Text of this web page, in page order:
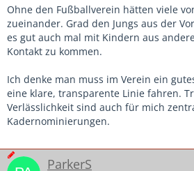
Ohne den Fußballverein hätten viele
zueinander. Grad den Jungs aus der
es gut auch mal mit Kindern aus
Kontakt zu kommen.
Ich denke man muss im Verein ein
eine klare, transparente Linie fahren.
Verlässlichkeit sind auch für mich
Kadernominierungen.
ParkerS